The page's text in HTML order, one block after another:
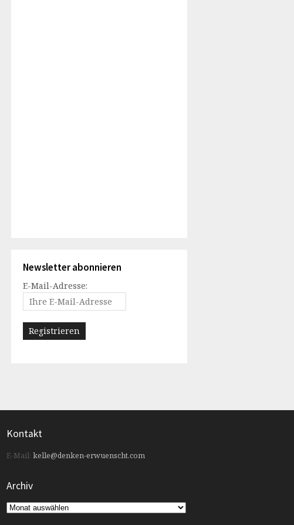
Newsletter abonnieren
E-Mail-Adresse:
Kontakt
E-Mail:kelle@denken-erwuenscht.com
Archiv
Archiv